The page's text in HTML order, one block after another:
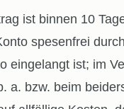
ist binnen 10
spesenfrei
ist; im
bzw. beim